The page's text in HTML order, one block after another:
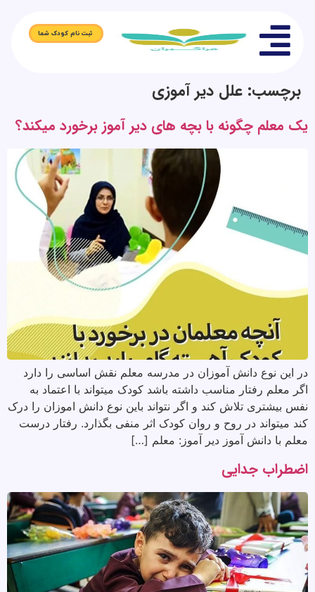
ثبت نام کودک شما
برچسب: علل دیر آموزی
یک معلم چگونه با بچه های دیر آموز برخورد میکند؟
در این نوع دانش آموزان در مدرسه معلم نقش اساسی را دارد
اگر معلم رفتار مناسب داشته باشد کودک میتواند با اعتماد به
نفس بیشتری تلاش کند و اگر نتواند باین نوع دانش اموزان را درک
کند میتواند در روح و روان کودک اثر منفی بگذارد. رفتار درست
معلم با دانش آموز دیر آموز: معلم […]
اضطراب جدایی